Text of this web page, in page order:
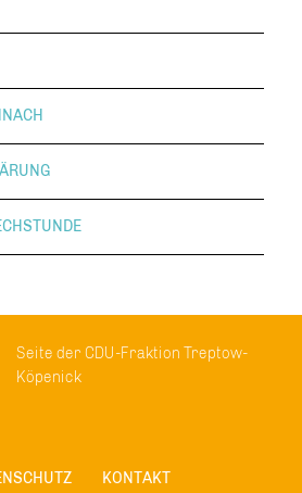
Seite der CDU-Fraktion Treptow-
Köpenick
KONTAKT